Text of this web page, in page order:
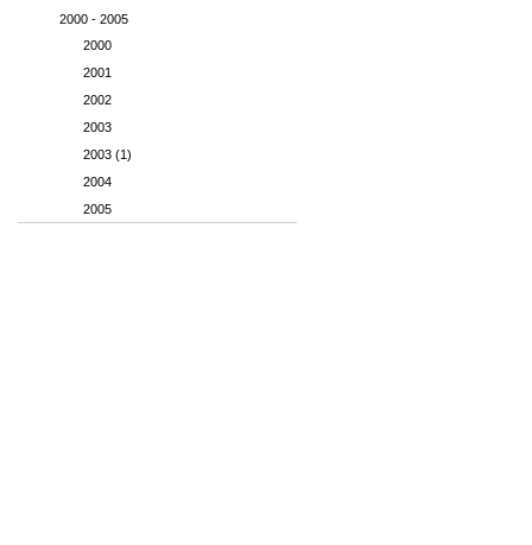
2000 - 2005
2000
2001
2002
2003
2003 (1)
2004
2005